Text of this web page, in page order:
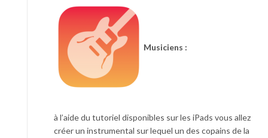
Musiciens :
à l’aide du tutoriel disponibles sur les iPads vous allez
créer un instrumental sur lequel un des copains de la